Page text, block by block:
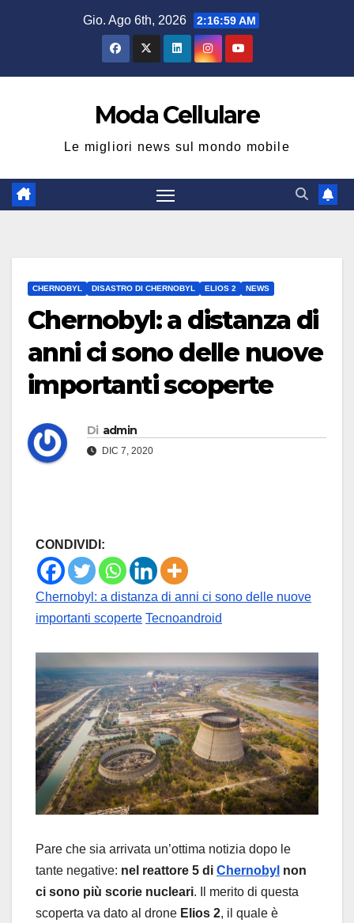
Gio. Ago 6th, 2026 2:16:59 AM
Moda Cellulare
Le migliori news sul mondo mobile
CHERNOBYL DISASTRO DI CHERNOBYL ELIOS 2 NEWS
Chernobyl: a distanza di
anni ci sono delle nuove
importanti scoperte
Di admin
DIC 7, 2020
CONDIVIDI:
Chernobyl: a distanza di anni ci sono delle nuove
importanti scoperte Tecnoandroid
Pare che sia arrivata un’ottima notizia dopo le
tante negative: nel reattore 5 di Chernobyl non
ci sono più scorie nucleari. Il merito di questa
scoperta va dato al drone Elios 2, il quale è